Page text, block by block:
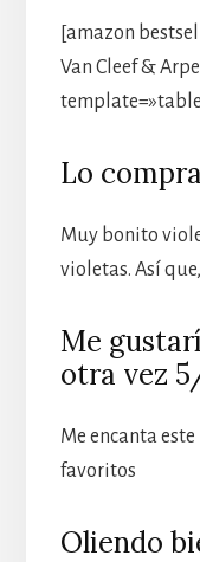
[amazon
Van Cleef &
Lo
Muy bonito
violetas. Así
Me
otra vez
Me encanta
favoritos
Oliendo